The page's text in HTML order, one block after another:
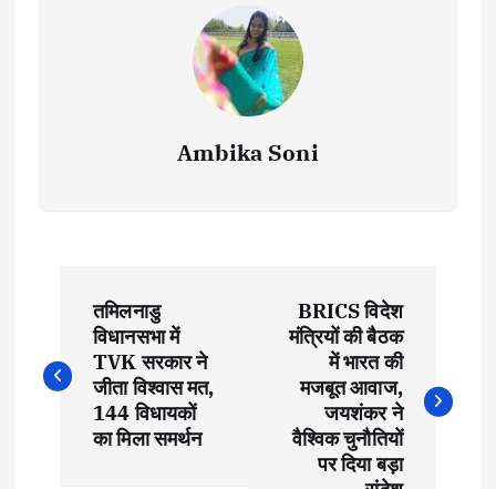
Ambika Soni
o
s
तमिलनाडु
विधानसभा में
TVK सरकार ने
जीता विश्वास मत,
144 विधायकों
का मिला समर्थन
BRICS विदेश
मंत्रियों की बैठक
में भारत की
मजबूत आवाज,
जयशंकर ने
वैश्विक चुनौतियों
पर दिया बड़ा